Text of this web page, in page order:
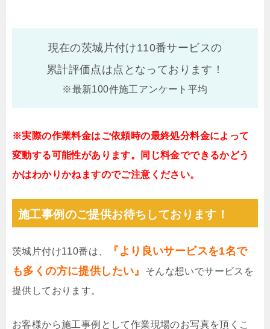
現在の茨城片付け110番サービスの
累計評価点は点となっております！
※最新100件施工アンケート平均
※実際の作業料金はご依頼時の最終処分料金によって
変動する可能性があります。同じ料金でできるかどう
かはわかりかねますのでご注意ください。
施工事例のご提供お待ちしております！
茨城片付け110番は、
『より良いサービスを1名で
も多くの方に提供したい』
そんな想いでサービスを
提供しております。
お客様から施工事例として作業現場のお写真を頂くこ